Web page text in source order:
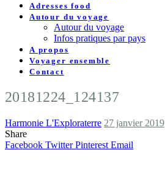
Adresses food
Autour du voyage
Autour du voyage
Infos pratiques par pays
A propos
Voyager ensemble
Contact
20181224_124137
Harmonie L'Exploraterre 27 janvier 2019
Share
Facebook Twitter Pinterest Email